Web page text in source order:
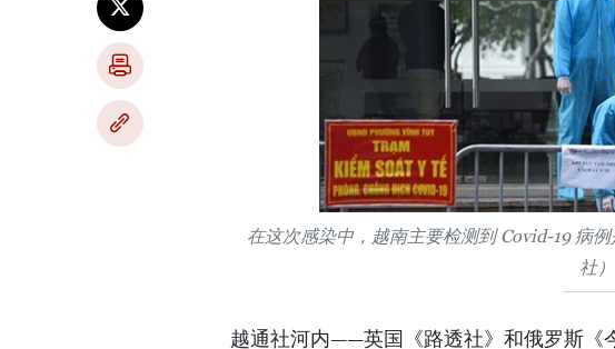
在这次感染中，越南主要检测到 Covid-19 病
社）
越通社河内——英国《路透社》和俄罗斯《